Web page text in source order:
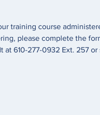
training course
please complete the
610-277-0932 Ext. 257